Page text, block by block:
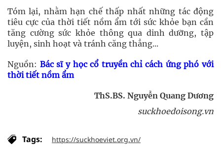
Tóm lại, nhằm hạn chế thấp nhất những tác động
tiêu cực của thời tiết nồm ẩm tới sức khỏe bạn cần
tăng cường sức khỏe thông qua dinh dưỡng, tập
luyện, sinh hoạt và tránh căng thẳng...
Nguồn: Bác sĩ y học cổ truyền chỉ cách ứng phó với
thời tiết nồm ẩm
ThS.BS. Nguyễn Quang Dương
suckhoedoisong.vn
Tags: https://suckhoeviet.org.vn/